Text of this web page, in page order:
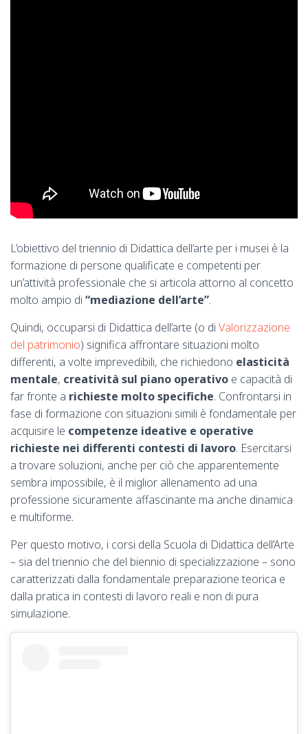
L’obiettivo del triennio di Didattica dell’arte per i musei è la
formazione di persone qualificate e competenti per
un’attività professionale che si articola attorno al concetto
molto ampio di “mediazione dell’arte”.
Quindi, occuparsi di Didattica dell’arte (o di Valorizzazione
del patrimonio) significa affrontare situazioni molto
differenti, a volte imprevedibili, che richiedono elasticità
mentale, creatività sul piano operativo e capacità di
far fronte a richieste molto specifiche. Confrontarsi in
fase di formazione con situazioni simili è fondamentale per
acquisire le competenze ideative e operative
richieste nei differenti contesti di lavoro. Esercitarsi
a trovare soluzioni, anche per ciò che apparentemente
sembra impossibile, è il miglior allenamento ad una
professione sicuramente affascinante ma anche dinamica
e multiforme.
Per questo motivo, i corsi della Scuola di Didattica dell’Arte
– sia del triennio che del biennio di specializzazione – sono
caratterizzati dalla fondamentale preparazione teorica e
dalla pratica in contesti di lavoro reali e non di pura
simulazione.